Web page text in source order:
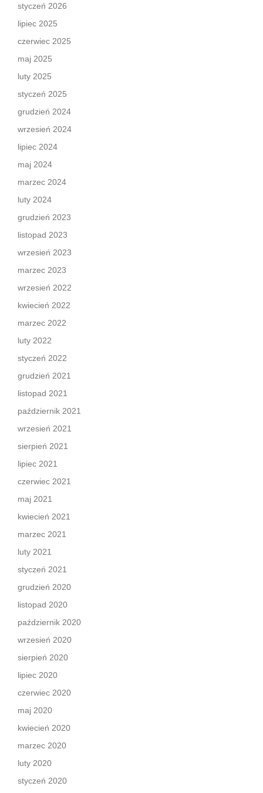
styczeń 2026
lipiec 2025
czerwiec 2025
maj 2025
luty 2025
styczeń 2025
grudzień 2024
wrzesień 2024
lipiec 2024
maj 2024
marzec 2024
luty 2024
grudzień 2023
listopad 2023
wrzesień 2023
marzec 2023
wrzesień 2022
kwiecień 2022
marzec 2022
luty 2022
styczeń 2022
grudzień 2021
listopad 2021
październik 2021
wrzesień 2021
sierpień 2021
lipiec 2021
czerwiec 2021
maj 2021
kwiecień 2021
marzec 2021
luty 2021
styczeń 2021
grudzień 2020
listopad 2020
październik 2020
wrzesień 2020
sierpień 2020
lipiec 2020
czerwiec 2020
maj 2020
kwiecień 2020
marzec 2020
luty 2020
styczeń 2020